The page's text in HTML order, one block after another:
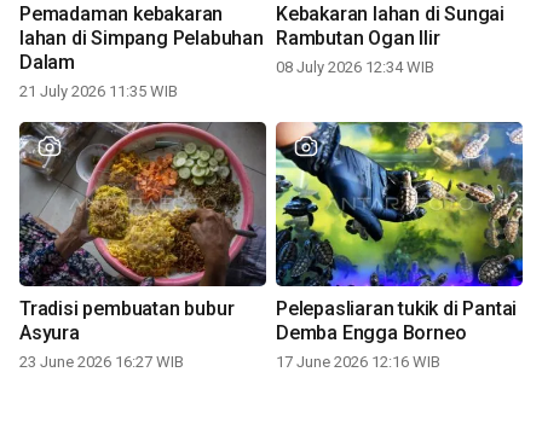
Pemadaman kebakaran
lahan di Simpang Pelabuhan
Dalam
21 July 2026 11:35 WIB
Kebakaran lahan di Sungai
Rambutan Ogan Ilir
08 July 2026 12:34 WIB
Tradisi pembuatan bubur
Asyura
23 June 2026 16:27 WIB
Pelepasliaran tukik di Pantai
Demba Engga Borneo
17 June 2026 12:16 WIB